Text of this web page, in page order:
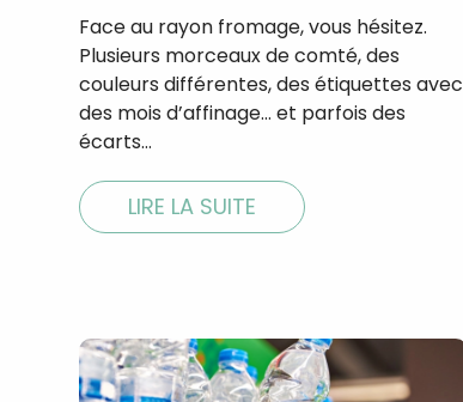
Face au rayon fromage, vous hésitez.
Plusieurs morceaux de comté, des
couleurs différentes, des étiquettes avec
des mois d’affinage… et parfois des
écarts…
LIRE LA SUITE